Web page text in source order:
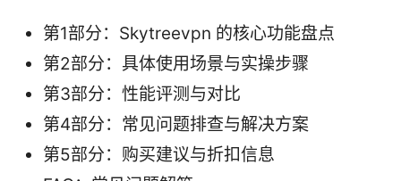
第1部分：Skytreevpn 的核心功能盘点
第2部分：具体使用场景与实操步骤
第3部分：性能评测与对比
第4部分：常见问题排查与解决方案
第5部分：购买建议与折扣信息